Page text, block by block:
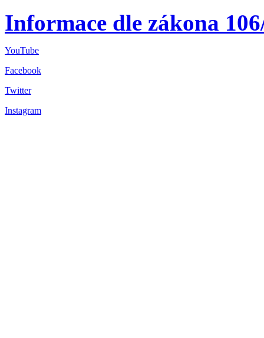
Informace dle zákona
YouTube
Facebook
Twitter
Instagram